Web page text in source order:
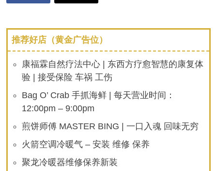
推荐好店（黄金广告位）
康福霖自然疗法中心 | 东西方疗愈智慧的康复体
验 | 接受保险 车祸 工伤
Bag O’ Crab 手抓海鲜 | 每天营业时间：
12:00pm – 9:00pm
煎饼师傅 MASTER BING | 一口入魂 回味无穷
火箭空调冷暖气 – 安装 维修 保养
聚龙冷暖器维修保养新装